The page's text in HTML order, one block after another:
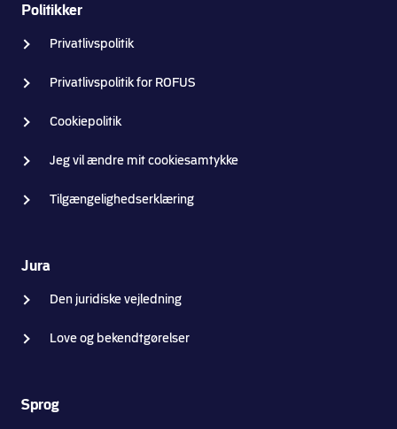
Politikker
Privatlivspolitik
Privatlivspolitik for ROFUS
Cookiepolitik
Jeg vil ændre mit cookiesamtykke
Tilgængelighedserklæring
Jura
Den juridiske vejledning
Love og bekendtgørelser
Sprog